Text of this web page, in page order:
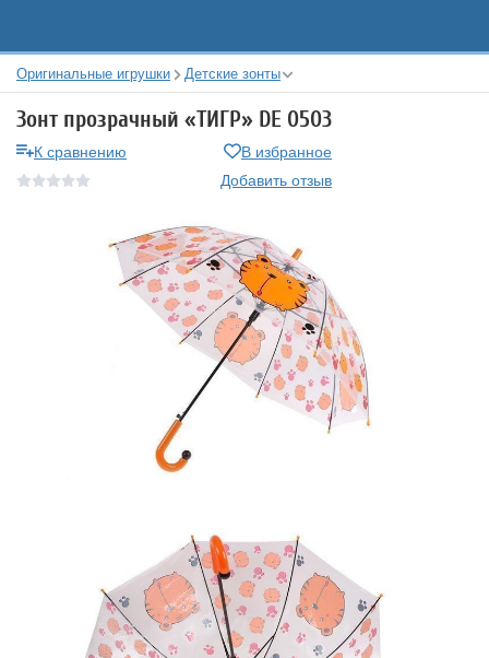
Оригинальные игрушки Детские зонты
Зонт прозрачный «ТИГР» DE 0503
К сравнению
В избранное
Добавить отзыв